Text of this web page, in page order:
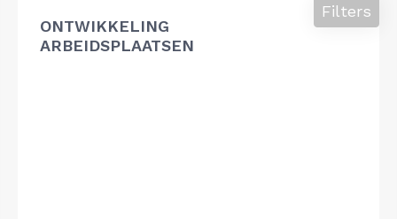
ONTWIKKELING
ARBEIDSPLAATSEN
Filters